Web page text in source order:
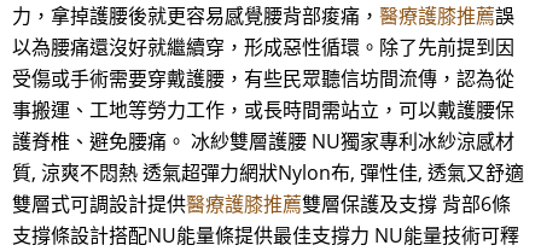
力，拿掉護腰後就更容易感覺腰背部痠痛， 醫療護膝推薦誤
以為腰痛還沒好就繼續穿，形成惡性循環。除了先前提到因
受傷或手術需要穿戴護腰，有些民眾聽信坊間流傳，認為從
事搬運、工地等勞力工作，或長時間需站立，可以戴護腰保
護脊椎、避免腰痛。 冰紗雙層護腰 NU獨家專利冰紗涼感材
質, 涼爽不悶熱 透氣超彈力網狀Nylon布, 彈性佳, 透氣又舒適
雙層式可調設計提供醫療護膝推薦雙層保護及支撐 背部6條
支撐條設計搭配NU能量條提供最佳支撐力 NU能量技術可釋